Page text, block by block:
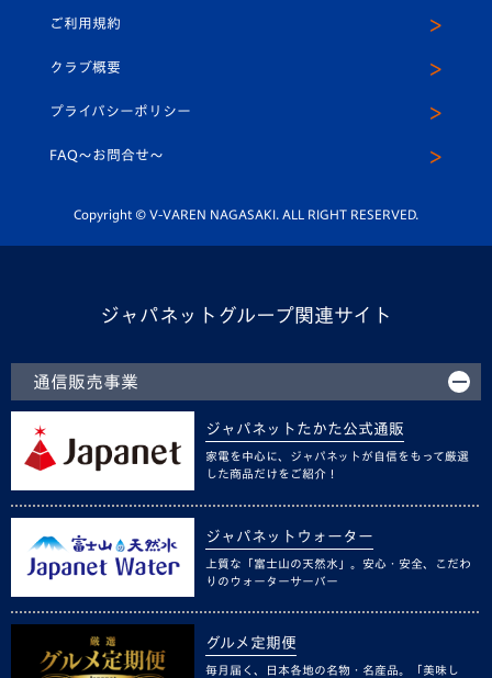
平和祈念活動
ホームタウン活動
スクール
ヴィヴィくんインスタグラム
公式LINE＠
ご利用規約
クラブ概要
プライバシーポリシー
FAQ〜お問合せ〜
Copyright © V-VAREN NAGASAKI. ALL RIGHT RESERVED.
ジャパネットグループ関連サイト
通信販売事業
ジャパネットたかた公式通販
家電を中心に、ジャパネットが自信をもって厳選
した商品だけをご紹介！
ジャパネットウォーター
上質な「富士山の天然水」。安心・安全、こだわ
りのウォーターサーバー
グルメ定期便
毎月届く、日本各地の名物・名産品。「美味し